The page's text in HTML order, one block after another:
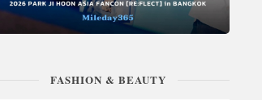
FASHION & BEAUTY